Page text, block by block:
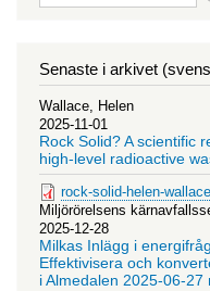
Senaste i arkivet
Wallace, Helen
2025-11-01
Rock Solid? A scientific
high-level radioactive
rock-solid-helen-
Miljörörelsens
2025-12-28
Milkas Inlägg i
Effektivisera och
i Almedalen 2025-06-27